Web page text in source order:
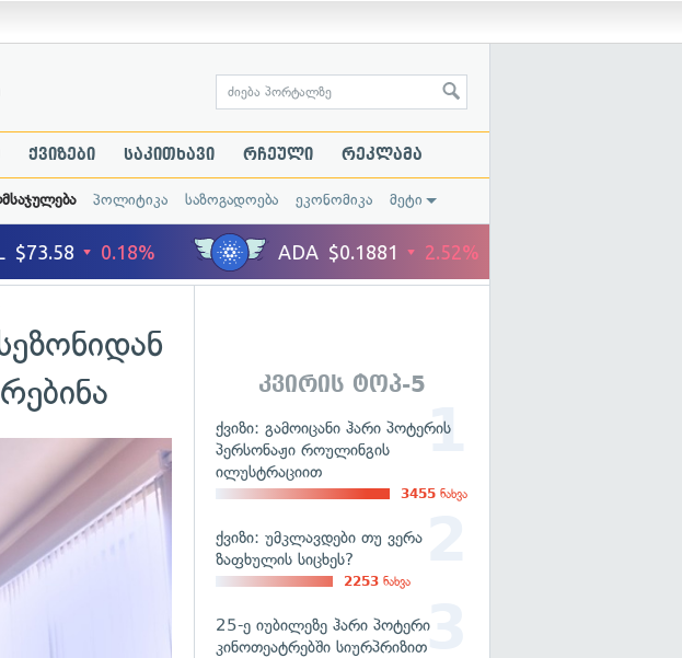
ქვიზები საკითხავი რჩეული რეკლამა
პოლიტიკა საზოგადოება ეკონომიკა მეტი
კვირის ტოპ-5
ქვიზი: გამოიცანი ჰარი პოტერის
პერსონაჟი როულინგის
ილუსტრაციით
3455 ნახვა
ქვიზი: უმკლავდები თუ ვერა
ზაფხულის სიცხეს?
2253 ნახვა
25-ე იუბილეზე ჰარი პოტერი
კინოთეატრებში სიურპრიზით